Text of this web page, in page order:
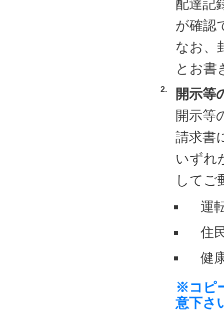
配達記
が確認
なお、
とお書
開示等
開示等
請求書
いずれ
してご
運
住
健
※コピ
意下さ